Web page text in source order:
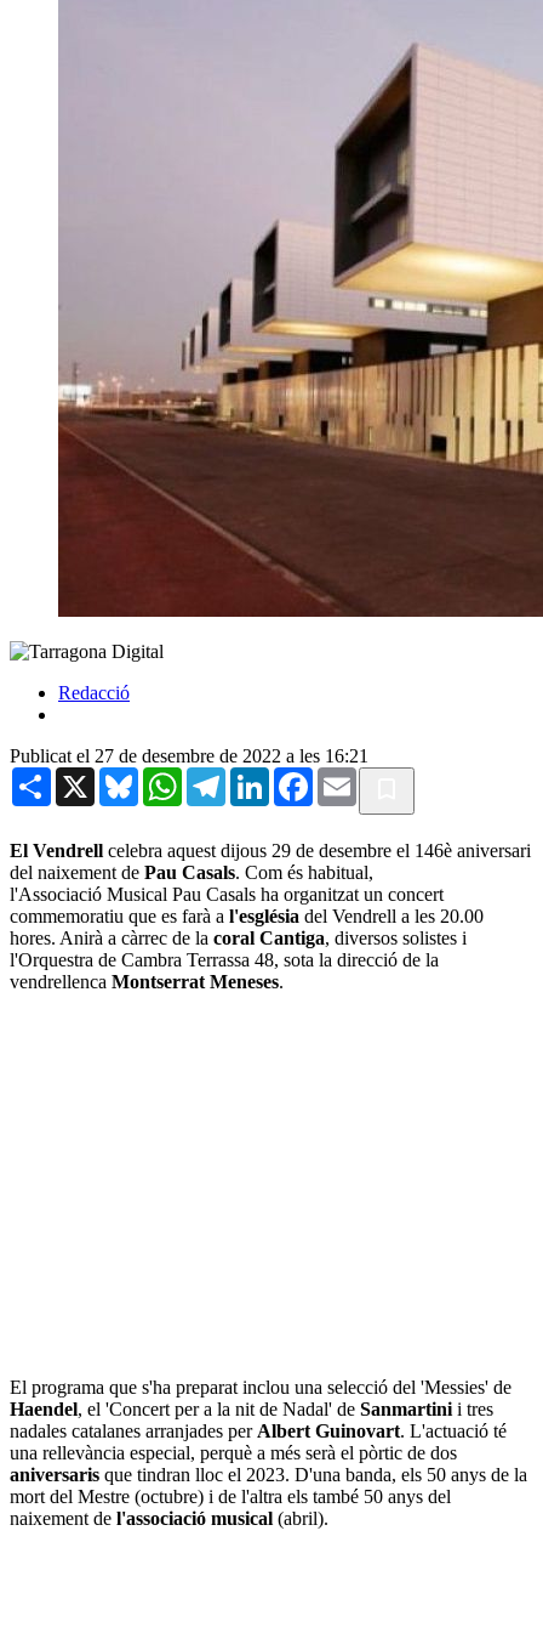
Redacció
Publicat el 27 de desembre de 2022 a les 16:21
Share X BlueskyWhatsAppTelegramLinkedInFacebook
Email
El Vendrell celebra aquest dijous 29 de desembre el 146è aniversari
del naixement de Pau Casals. Com és habitual,
l'Associació Musical Pau Casals ha organitzat un concert
commemoratiu que es farà a l'església del Vendrell a les 20.00
hores. Anirà a càrrec de la coral Cantiga, diversos solistes i
l'Orquestra de Cambra Terrassa 48, sota la direcció de la
vendrellenca Montserrat Meneses.
El programa que s'ha preparat inclou una selecció del 'Messies' de
Haendel, el 'Concert per a la nit de Nadal' de Sanmartini i tres
nadales catalanes arranjades per Albert Guinovart. L'actuació té
una rellevància especial, perquè a més serà el pòrtic de dos
aniversaris que tindran lloc el 2023. D'una banda, els 50 anys de la
mort del Mestre (octubre) i de l'altra els també 50 anys del
naixement de l'associació musical (abril).